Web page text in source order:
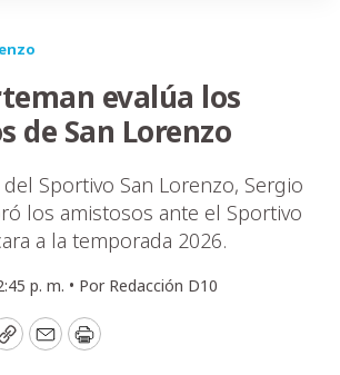
evalúa los
de San Lorenzo
Sportivo San Lorenzo, Sergio
los amistosos ante el Sportivo
a la temporada 2026.
p. m. • Por Redacción D10
CopyEmailPrint